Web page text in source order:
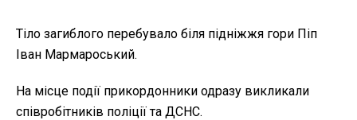
Тіло загиблого перебувало біля підніжжя гори Піп
Іван Мармароський.
На місце події прикордонники одразу викликали
співробітників поліції та ДСНС.